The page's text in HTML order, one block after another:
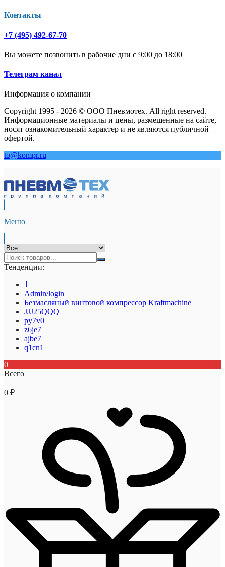
Контакты
+7 (495) 492-67-70
Вы можете позвонить в рабочие дни с 9:00 до 18:00
Телеграм канал
Информация о компании
Copyright 1995 - 2026 © ООО Пневмотех. All right reserved.
Информационные материалы и цены, размещенные на сайте,
носят ознакомительный характер и не являются публичной
офертой.
to@kompr.ru
Меню
Тенденции:
1
Admin/login
Безмасляный винтовой компрессор Kraftmaсhine
JJJ25QQQ
py7v0
z6je7
ajbe7
q1cn1
0
Всего
0 ₽